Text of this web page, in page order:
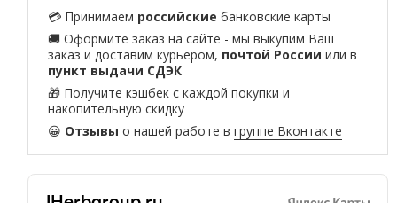
💳 Принимаем российские банковские карты
🚚 Оформите заказ на сайте - мы выкупим Ваш
заказ и доставим курьером, почтой России или в
пункт выдачи СДЭК
🎁 Получите кэшбек с каждой покупки и
накопительную скидку
😀 Отзывы о нашей работе вгруппе Вконтакте